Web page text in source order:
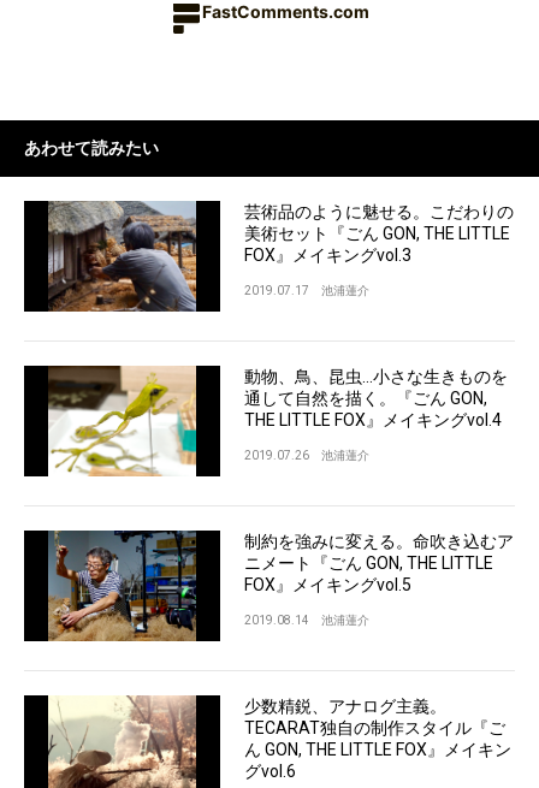
FastComments.com
あわせて読みたい
芸術品のように魅せる。こだわりの
美術セット『ごん GON, THE LITTLE
FOX』メイキングvol.3
2019.07.17 池浦蓮介
動物、鳥、昆虫…小さな生きものを
通して自然を描く。『ごん GON,
THE LITTLE FOX』メイキングvol.4
2019.07.26 池浦蓮介
制約を強みに変える。命吹き込むア
ニメート『ごん GON, THE LITTLE
FOX』メイキングvol.5
2019.08.14 池浦蓮介
少数精鋭、アナログ主義。
TECARAT独自の制作スタイル『ご
ん GON, THE LITTLE FOX』メイキン
グvol.6